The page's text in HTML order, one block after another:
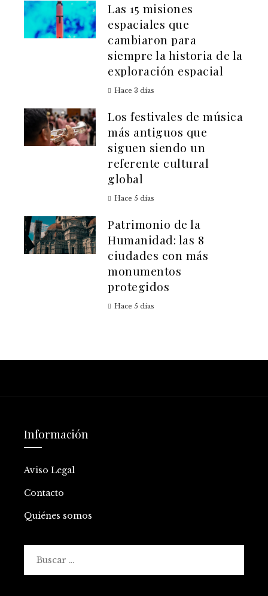
Las 15 misiones
espaciales que
cambiaron para
siempre la historia de la
exploración espacial
Hace 3 días
Los festivales de música
más antiguos que
siguen siendo un
referente cultural
global
Hace 5 días
Patrimonio de la
Humanidad: las 8
ciudades con más
monumentos
protegidos
Hace 5 días
Información
Aviso Legal
Contacto
Quiénes somos